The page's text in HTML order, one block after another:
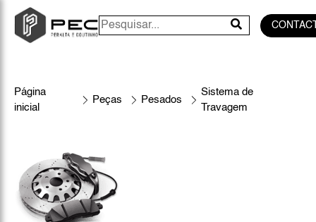
Página
inicial
Peças Pesados
Sistema de
Travagem